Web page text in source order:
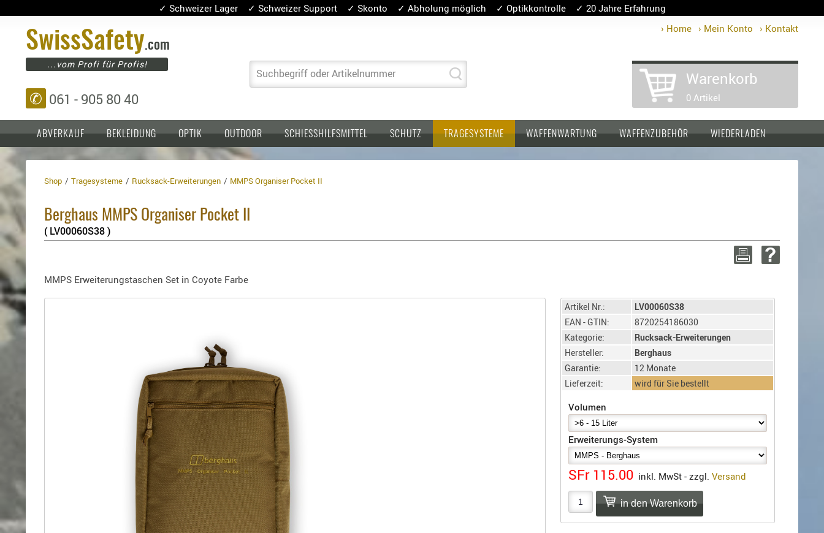
✓ Schweizer Lager ✓ Schweizer Support ✓ Skonto ✓ Abholung möglich ✓ Optikkontrolle ✓ 20 Jahre Erfahrung
› Home › Mein Konto › Kontakt
SwissSafety.com
...vom Profi für Profis!
✆ 061 - 905 80 40
Suchbegriff oder Artikelnummer Warenkorb
0 Artikel
ABVERKAUF BEKLEIDUNG OPTIK OUTDOOR SCHIESSHILFSMITTEL SCHUTZ
Einlagen,
Kopfschutz
Tragesysteme
TRAGESYSTEME
Holster
Grundplatten
Holster
Holster
WAFFENWARTUNG WAFFENZUBEHÖR WIEDERLADEN
Shop Tragesysteme Rucksack-Erweiterungen MMPS Organiser Pocket II
Berghaus MMPS Organiser Pocket II
( LV00060S38 )
MMPS Erweiterungstaschen Set in Coyote Farbe
Artikel Nr.:
LV00060S38
EAN - GTIN:
8720254186030
Kategorie:
Rucksack-Erweiterungen
Hersteller:
Berghaus
Garantie:
12 Monate
Lieferzeit:
wird für Sie bestellt
Volumen
Erweiterungs-System
SFr 115.00 inkl. MwSt - zzgl. Versand